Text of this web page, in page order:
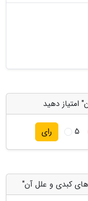
امتیاز دهید
5 رای
های کبدی و علل آن"